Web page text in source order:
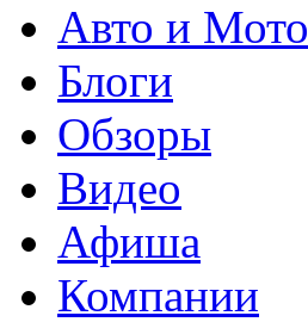
Авто и Мото
Блоги
Обзоры
Видео
Афиша
Компании